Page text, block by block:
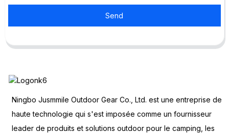
Send
Ningbo Jusmmile Outdoor Gear Co., Ltd. est une entreprise de
haute technologie qui s'est imposée comme un fournisseur
leader de produits et solutions outdoor pour le camping, les